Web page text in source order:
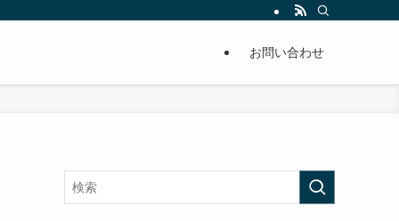
痩せることが出来るように分かりやすくまとめています。
お問い合わせ